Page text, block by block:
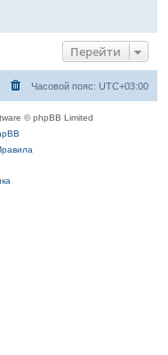
Перейти
Часовой пояс: UTC+03:00
© phpBB Limited